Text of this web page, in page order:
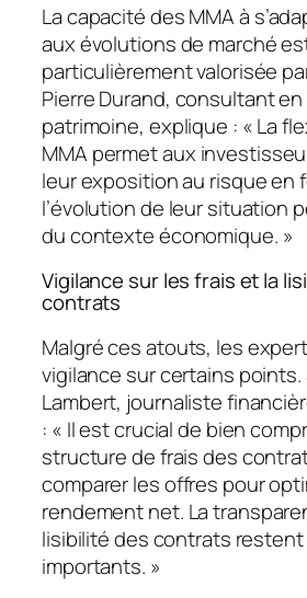
La capacité des MMA à
aux évolutions de marché
particulièrement valorisée
Pierre Durand, consultant
patrimoine, explique : « La
MMA permet aux
leur exposition au risqueen
l’évolution de leur situation
du contexte économique. »
Vigilance sur les frais et la
contrats
Malgré ces atouts, les
vigilance sur certains points.
Lambert, journaliste
: « Il est crucial de bien
structure de frais des
comparer les offres pour
rendement net. La
lisibilité des contrats
importants. »